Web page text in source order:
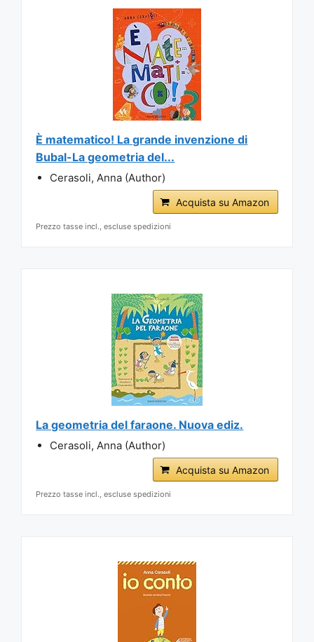
È matematico! La grande invenzione di
Bubal-La geometria del...
Cerasoli, Anna (Author)
Acquista su Amazon
Prezzo tasse incl., escluse spedizioni
La geometria del faraone. Nuova ediz.
Cerasoli, Anna (Author)
Acquista su Amazon
Prezzo tasse incl., escluse spedizioni